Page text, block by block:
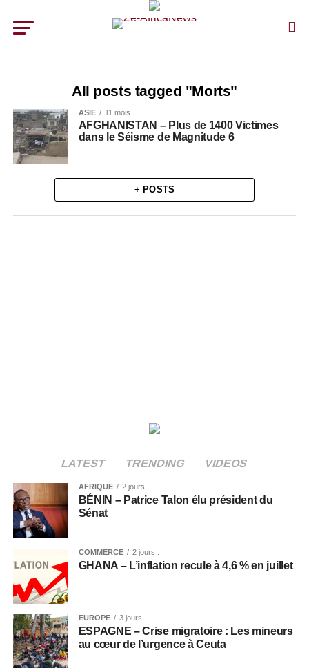
All posts tagged "Morts"
ASIE 11 mois .
AFGHANISTAN – Plus de 1400 Victimes
dans le Séisme de Magnitude 6
+ POSTS
LATEST TRENDING VIDEOS
AFRIQUE 2 jours .
BÉNIN – Patrice Talon élu président du
Sénat
COMMERCE 2 jours .
GHANA – L’inflation recule à 4,6 % en juillet
EUROPE 3 jours .
ESPAGNE – Crise migratoire : Les mineurs
au cœur de l’urgence à Ceuta